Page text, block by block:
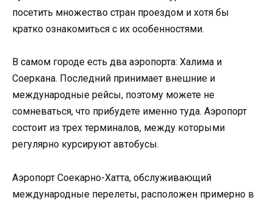
посетить множество стран проездом и хотя бы
кратко ознакомиться с их особенностями.
В самом городе есть два аэропорта: Халима и
Соеркана. Последний принимает внешние и
международные рейсы, поэтому можете не
сомневаться, что прибудете именно туда. Аэропорт
состоит из трех терминалов, между которыми
регулярно курсируют автобусы.
Аэропорт Соекарно-Хатта, обслуживающий
международные перелеты, расположен примерно в